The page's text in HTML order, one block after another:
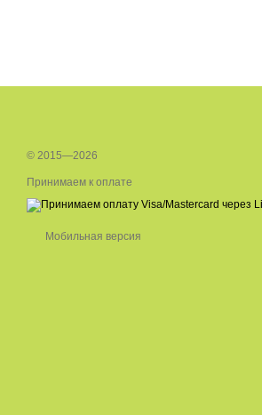
© 2015—2026
Принимаем к оплате
Мобильная версия